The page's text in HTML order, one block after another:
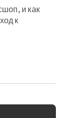
и как
к